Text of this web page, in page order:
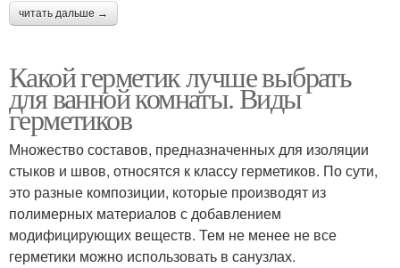
читать дальше →
Какой герметик лучше выбрать
для ванной комнаты. Виды
герметиков
Множество составов, предназначенных для изоляции
стыков и швов, относятся к классу герметиков. По сути,
это разные композиции, которые производят из
полимерных материалов с добавлением
модифицирующих веществ. Тем не менее не все
герметики можно использовать в санузлах.